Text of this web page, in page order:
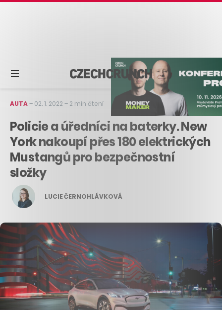
AUTA– 02. 1. 2022 – 2 min čtení
Policie a úředníci na baterky. New
York nakoupí přes 180 elektrických
Mustangů pro bezpečnostní
složky
LUCIE ČERNOHLÁVKOVÁ